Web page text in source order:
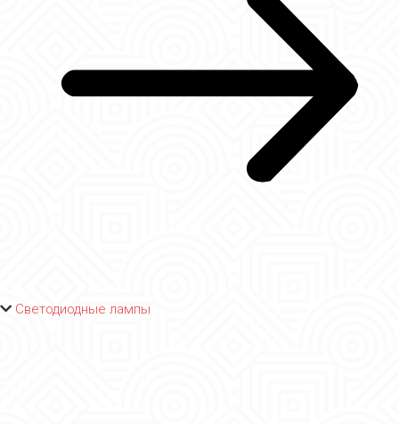
Светодиодные лампы